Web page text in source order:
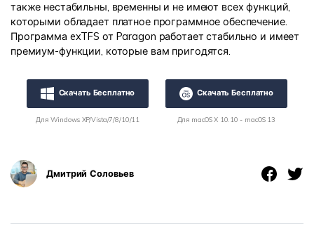
также нестабильны, временны и не имеют всех функций,
которыми обладает платное программное обеспечение.
Программа exTFS от Paragon работает стабильно и имеет
премиум-функции, которые вам пригодятся.
Скачать Бесплатно
Для Windows XP/Vista/7/8/10/11
Скачать Бесплатно
Для macOS X 10.10 - macOS 13
Дмитрий Соловьев